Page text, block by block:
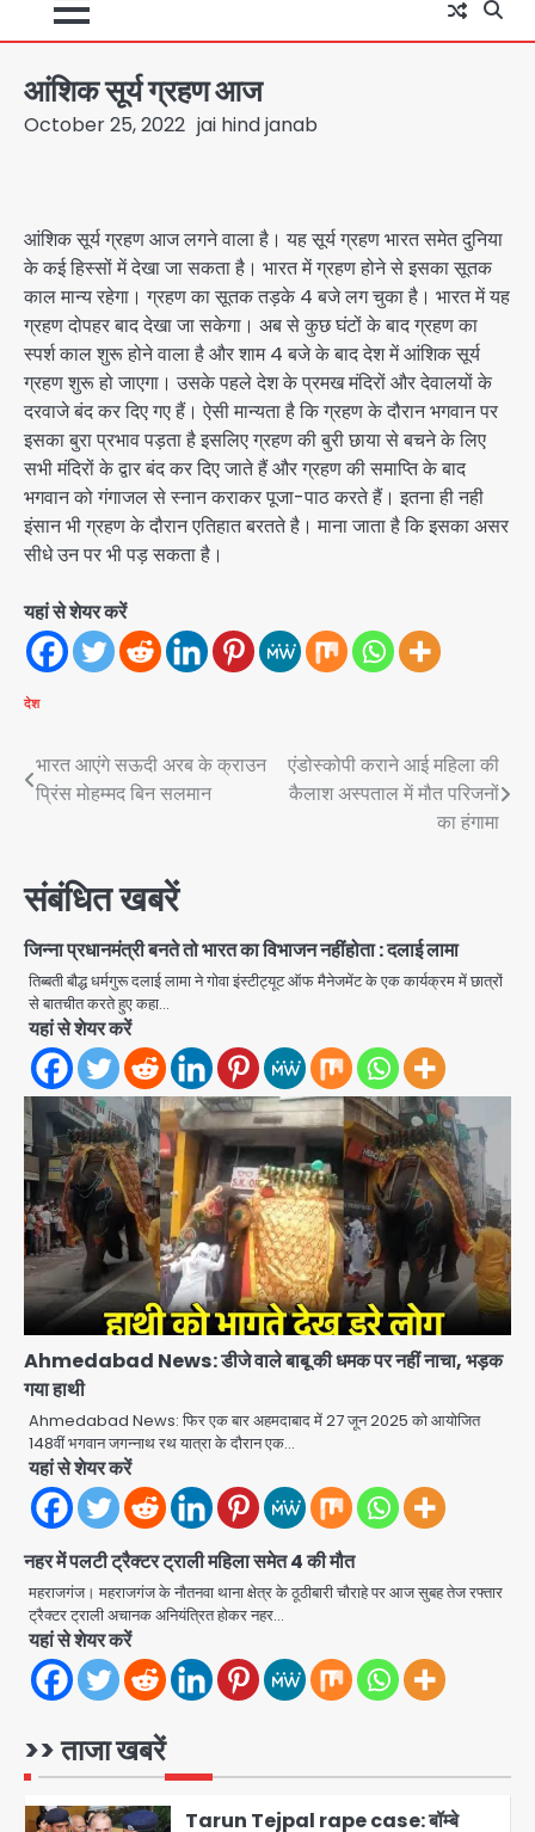
आंशिक सूर्य ग्रहण आज
October 25, 2022 jai hind janab
आंशिक सूर्य ग्रहण आज लगने वाला है। यह सूर्य ग्रहण भारत समेत दुनिया
के कई हिस्सों में देखा जा सकता है। भारत में ग्रहण होने से इसका सूतक
काल मान्य रहेगा। ग्रहण का सूतक तड़के 4 बजे लग चुका है। भारत में यह
ग्रहण दोपहर बाद देखा जा सकेगा। अब से कुछ घंटों के बाद ग्रहण का
स्पर्श काल शुरू होने वाला है और शाम 4 बजे के बाद देश में आंशिक सूर्य
ग्रहण शुरू हो जाएगा। उसके पहले देश के प्रमख मंदिरों और देवालयों के
दरवाजे बंद कर दिए गए हैं। ऐसी मान्यता है कि ग्रहण के दौरान भगवान पर
इसका बुरा प्रभाव पड़ता है इसलिए ग्रहण की बुरी छाया से बचने के लिए
सभी मंदिरों के द्वार बंद कर दिए जाते हैं और ग्रहण की समाप्ति के बाद
भगवान को गंगाजल से स्नान कराकर पूजा-पाठ करते हैं। इतना ही नही
इंसान भी ग्रहण के दौरान एतिहात बरतते है। माना जाता है कि इसका असर
सीधे उन पर भी पड़ सकता है।
यहां से शेयर करें
देश
Post
navigation
भारत आएंगे सऊदी अरब के क्राउन
प्रिंस मोहम्मद बिन सलमान
एंडोस्कोपी कराने आई महिला की
कैलाश अस्पताल में मौत परिजनों
का हंगामा
संबंधित खबरें
जिन्ना प्रधानमंत्री बनते तो भारत का विभाजन नहींहोता : दलाई लामा
तिब्बती बौद्ध धर्मगुरू दलाई लामा ने गोवा इंस्टीट्यूट ऑफ मैनेजमेंट के एक कार्यक्रम में छात्रों
से बातचीत करते हुए कहा…
यहां से शेयर करें
Ahmedabad News: डीजे वाले बाबू की धमक पर नहीं नाचा, भड़क
गया हाथी
Ahmedabad News: फिर एक बार अहमदाबाद में 27 जून 2025 को आयोजित
148वीं भगवान जगन्नाथ रथ यात्रा के दौरान एक…
यहां से शेयर करें
नहर में पलटी ट्रैक्टर ट्राली महिला समेत 4 की मौत
महराजगंज। महराजगंज के नौतनवा थाना क्षेत्र के ठूठीबारी चौराहे पर आज सुबह तेज रफ्तार
ट्रैक्टर ट्राली अचानक अनियंत्रित होकर नहर…
यहां से शेयर करें
>> ताजा खबरें
2
Tarun Tejpal rape case: बॉम्बे
हाईकोर्ट ने 2013 के मामले में दोषी करार दिया,
10 साल की सजा सुनाई
Avinash Kumar
3
Air India Flight Turbulence: हवा
में 5 मिनट तक कांपी फ्लाइट, क्रू मेंबर्स को रीढ़
की हड्डी में गंभीर चोट; नागरिक उड्डयन मंत्री
Avinash Kumar
4
Road accidents wreak havoc
अबान की मौत, हमीरपुर में बस-टैंकर भिड़ंत में
तीन की जान गई
Avinash Kumar
5
GBU Noida AI Centre: जीबीयू में बनेगा
एआई और ग्रीन स्किल्स सेंटर, यूपी के 15 हजार
युवाओं को मिलेगा फ्री ट्रेनिंग
Avinash Kumar
1
Noida Sector-105: खूंखार कुत्तों और
Tarun Tejpal rape case: बॉम्बे